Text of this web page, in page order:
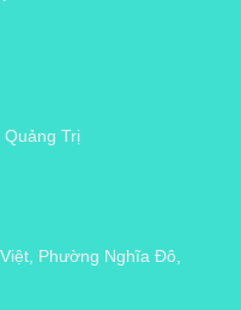
Trị
Phường Nghĩa Đô,